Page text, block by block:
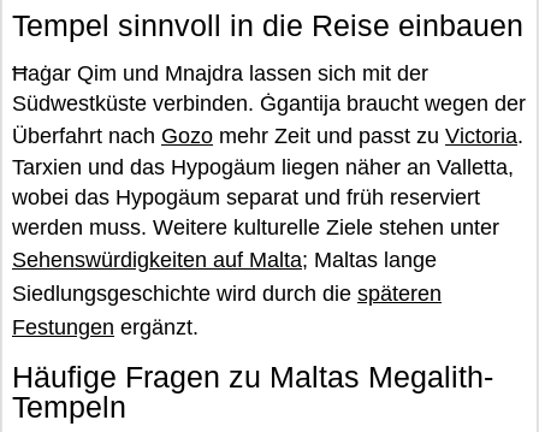
Tempel sinnvoll in die Reise einbauen
Ħaġar Qim und Mnajdra lassen sich mit der
Südwestküste verbinden. Ġgantija braucht wegen der
Überfahrt nach Gozo mehr Zeit und passt zu Victoria.
Tarxien und das Hypogäum liegen näher an Valletta,
wobei das Hypogäum separat und früh reserviert
werden muss. Weitere kulturelle Ziele stehen unter
Sehenswürdigkeiten auf Malta; Maltas lange
Siedlungsgeschichte wird durch die späteren
Festungen ergänzt.
Häufige Fragen zu Maltas Megalith-
Tempeln